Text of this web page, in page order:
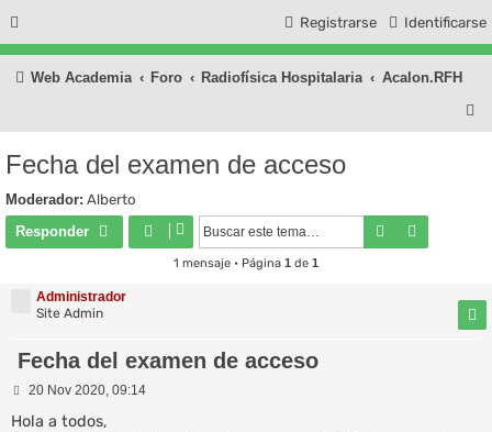
Identificarse
Registrarse
Web Academia Foro Radiofísica Hospitalaria
Acalon.RFH
Fecha del examen de acceso
Moderador: Alberto
Responder
Buscar
1 mensaje • Página 1 de 1
Administrador
Site Admin
Fecha del examen de acceso
M
n
20 Nov 2020, 09:14
Hola a todos,